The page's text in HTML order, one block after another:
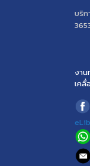
บริก
งา
เคลื่